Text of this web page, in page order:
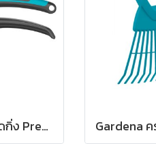
Gardena กรรไกรตัดกิ่ง PremiumCut Pro Flex สำหรับตัดกิ่งกว้างสูงสุด 24 มม. (12252-20)